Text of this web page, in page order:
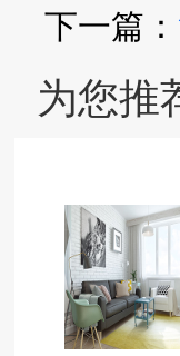
下一篇：
为您推